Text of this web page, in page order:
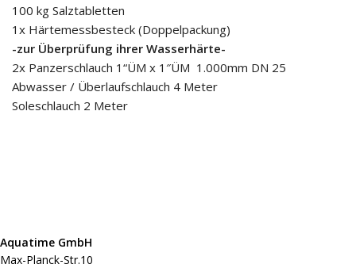
100 kg Salztabletten
1x Härtemessbesteck (Doppelpackung)
-zur Überprüfung ihrer Wasserhärte-
2x Panzerschlauch 1“ÜM x 1″ÜM 1.000mm DN 25
Abwasser / Überlaufschlauch 4 Meter
Soleschlauch 2 Meter
Aquatime GmbH
Max-Planck-Str.10